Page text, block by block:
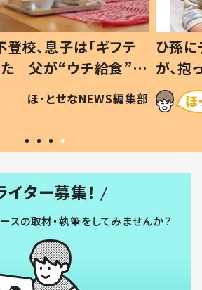
校、息子は「ギフテ
た 父が“ウチ給食”を
理由とは #令和の親
ほ・とせなNEWS編集部
ひ孫
が、
「涙が
い」
イター募集！
スの取材・執筆をしてみませんか？